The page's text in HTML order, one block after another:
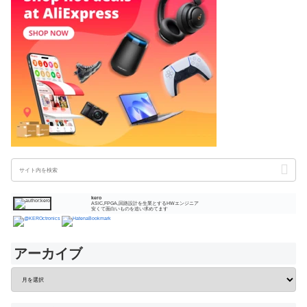
kero
ASIC,FPGA,回路設計を生業とするHWエンジニア
安くて面白いものを追い求めてます
アーカイブ